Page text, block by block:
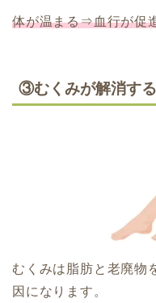
体が温まる⇒血行が促
③むくみが解消する
むくみは脂肪と老廃物
因になります。